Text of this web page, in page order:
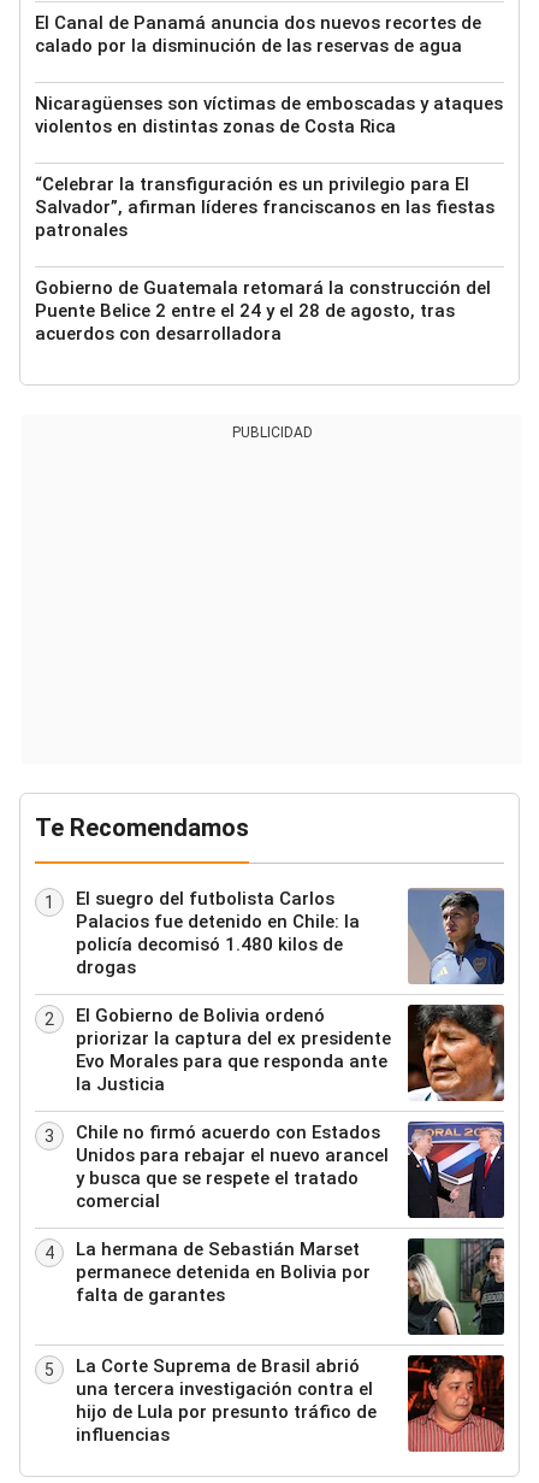
El Canal de Panamá anuncia dos nuevos recortes de
calado por la disminución de las reservas de agua
Nicaragüenses son víctimas de emboscadas y ataques
violentos en distintas zonas de Costa Rica
“Celebrar la transfiguración es un privilegio para El
Salvador”, afirman líderes franciscanos en las fiestas
patronales
Gobierno de Guatemala retomará la construcción del
Puente Belice 2 entre el 24 y el 28 de agosto, tras
acuerdos con desarrolladora
PUBLICIDAD
Te Recomendamos
1
El suegro del futbolista Carlos
Palacios fue detenido en Chile: la
policía decomisó 1.480 kilos de
drogas
2
El Gobierno de Bolivia ordenó
priorizar la captura del ex presidente
Evo Morales para que responda ante
la Justicia
3
Chile no firmó acuerdo con Estados
Unidos para rebajar el nuevo arancel
y busca que se respete el tratado
comercial
4
La hermana de Sebastián Marset
permanece detenida en Bolivia por
falta de garantes
5
La Corte Suprema de Brasil abrió
una tercera investigación contra el
hijo de Lula por presunto tráfico de
influencias